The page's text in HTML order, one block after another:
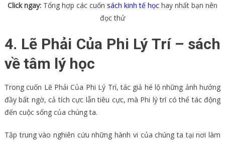
Click ngay: Tổng hợp các cuốn sách kinh tế học hay nhất bạn nên
đọc thử
4. Lẽ Phải Của Phi Lý Trí – sách
về tâm lý học
Trong cuốn Lẽ Phải Của Phi Lý Trí, tác giả hé lộ những ảnh hưởng
đầy bất ngờ, cả tích cực lẫn tiêu cực, mà Phi lý trí có thể tác động
đến cuộc sống của chúng ta.
Tập trung vào nghiên cứu những hành vi của chúng ta tại nơi làm